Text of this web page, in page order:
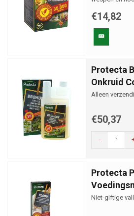
€14,82
Protecta
Onkruid
Alleen
€50,37
-
Protecta
Niet-giftige